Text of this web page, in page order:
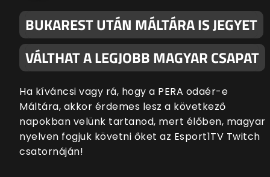
BUKAREST UTÁN MÁLTÁRA IS JEGYET
VÁLTHAT A LEGJOBB MAGYAR CSAPAT
Ha kíváncsi vagy rá, hogy a PERA odaér-e
Máltára, akkor érdemes lesz a következő
napokban velünk tartanod, mert élőben, magyar
nyelven fogjuk követni őket az Esport1TV Twitch
csatornáján!